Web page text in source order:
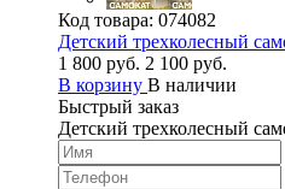
Код товара: 074082
Детский трехколесный
1 800 руб. 2 100 руб.
В корзину В наличии
Быстрый заказ
Детский трехколесный